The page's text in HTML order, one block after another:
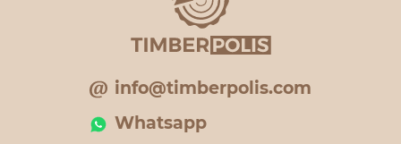
info@timberpolis.com
Whatsapp